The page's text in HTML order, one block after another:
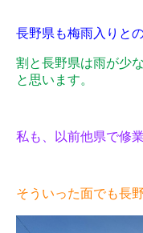
長野県も梅雨入りと
割と長野県は雨が少
と思います。
私も、以前他県で修
そういった面でも長